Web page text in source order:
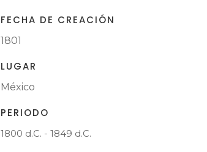
FECHA DE CREACIÓN
1801
LUGAR
México
PERIODO
1800 d.C. - 1849 d.C.